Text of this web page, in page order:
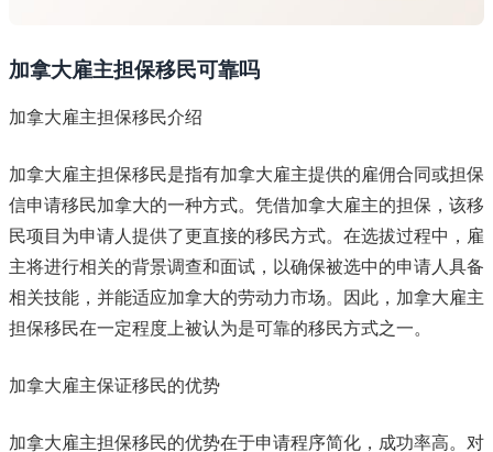
加拿大雇主担保移民可靠吗
加拿大雇主担保移民介绍
加拿大雇主担保移民是指有加拿大雇主提供的雇佣合同或担保
信申请移民加拿大的一种方式。凭借加拿大雇主的担保，该移
民项目为申请人提供了更直接的移民方式。在选拔过程中，雇
主将进行相关的背景调查和面试，以确保被选中的申请人具备
相关技能，并能适应加拿大的劳动力市场。因此，加拿大雇主
担保移民在一定程度上被认为是可靠的移民方式之一。
加拿大雇主保证移民的优势
加拿大雇主担保移民的优势在于申请程序简化，成功率高。对